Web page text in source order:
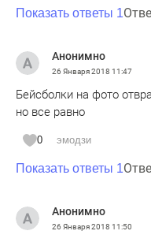
Показать ответы 1
Анонимно
26 Января 2018 11:47
Бейсболки на фото
но все равно
0 эмодзи
Показать ответы 1
Анонимно
26 Января 2018 11:50